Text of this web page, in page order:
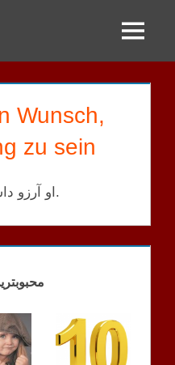
Menu
Wunsch,
zu sein.
او آرزو داشت که دوباره جوان شود.